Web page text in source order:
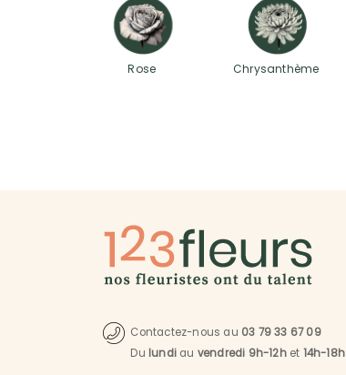
Rose Chrysanthème
Contactez-nous au 03 79 33 67 09
Du lundi au vendredi 9h-12het 14h-18h